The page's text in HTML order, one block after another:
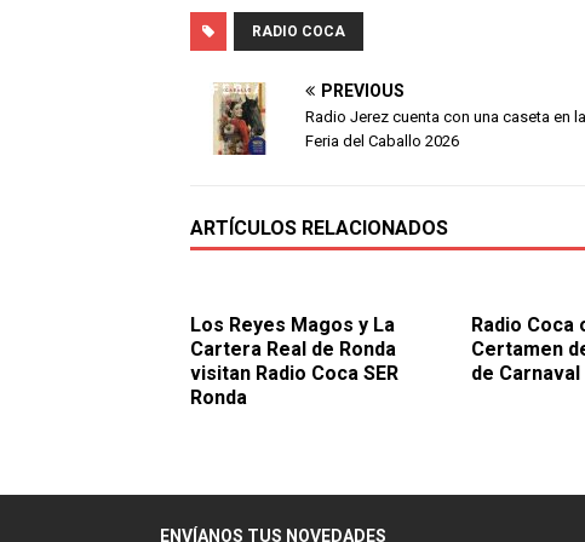
RADIO COCA
PREVIOUS
Radio Jerez cuenta con una caseta en la
Feria del Caballo 2026
ARTÍCULOS RELACIONADOS
Los Reyes Magos y La
Cartera Real de Ronda
visitan Radio Coca SER
Ronda
Radio Coca
Certamen
de Carnaval
ENVÍANOS TUS NOVEDADES